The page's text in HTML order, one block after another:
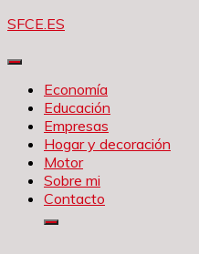
Saltar
contenido
SFCE.ES
Economía
Educación
Empresas
Hogar y decoración
Motor
Sobre mi
Contacto